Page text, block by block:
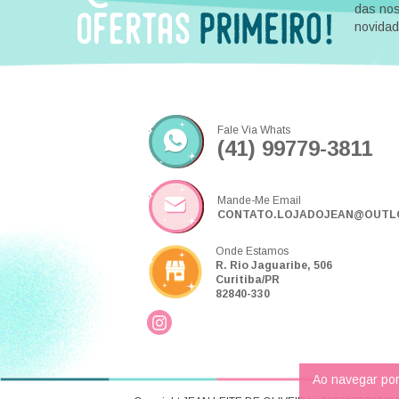
Ao navegar
das
Fale Via Whats
(41) 99779-3811
Mande-Me Email
Onde Estamos
R. Rio Jaguaribe, 506
Curitiba/PR
82840-330